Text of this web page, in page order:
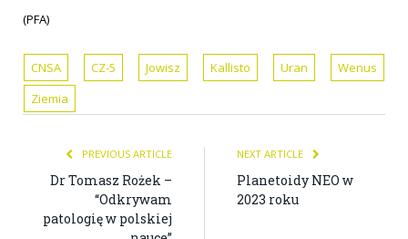
(PFA)
CNSA CZ-5 Jowisz Kallisto Uran
Wenus
Ziemia
PREVIOUS ARTICLE
Dr Tomasz Rożek –
“Odkrywam
patologię w polskiej
NEXT ARTICLE
Planetoidy NEO w
2023 roku